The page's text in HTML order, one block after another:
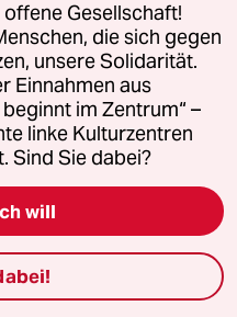
Gesellschaft!
die sich gegen
unsere Solidarität.
Einnahmen aus
im Zentrum“ –
linke Kulturzentren
Sind Sie dabei?
will